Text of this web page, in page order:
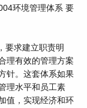
环境管理体系 要
求建立职责明
理有效的管理方案
针。这套体系如果
理水平和员工素
值，实现经济和环